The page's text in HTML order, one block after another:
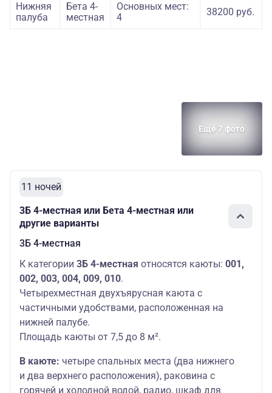
Нижняя
палуба
Бета 4-
местная
Основных мест:
4
38200 руб.
Еще 7 фото
11 ночей
3Б 4-местная или Бета 4-местная или
другие варианты
3Б 4-местная
К категории 3Б 4-местная относятся каюты: 001,
002, 003, 004, 009, 010.
Четырехместная двухъярусная каюта с
частичными удобствами, расположенная на
нижней палубе.
Площадь каюты от 7,5 до 8 м².
В каюте: четыре спальных места (два нижнего
и два верхнего расположения), раковина с
горячей и холодной водой, радио, шкаф для